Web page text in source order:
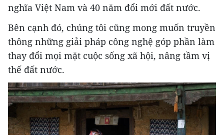
nghĩa Việt Nam và 40 năm đổi mới đất nước.
Bên cạnh đó, chúng tôi cũng mong muốn truyền
thông những giải pháp công nghệ góp phần làm
thay đổi mọi mặt cuộc sống xã hội, nâng tầm vị
thế đất nước.